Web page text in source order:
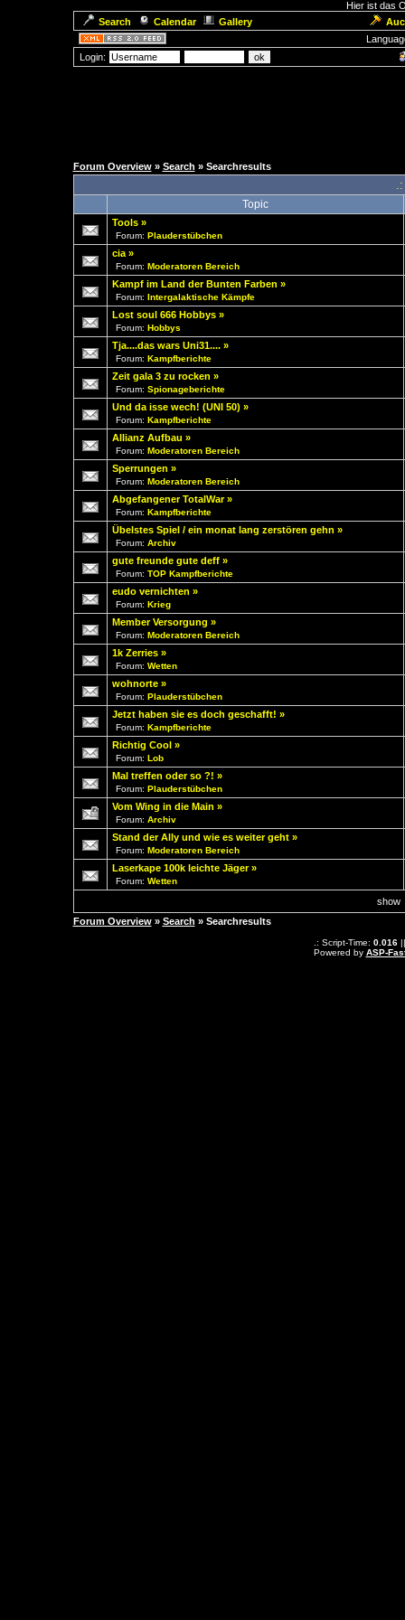
Hier ist das
Search
Calendar Gallery
Login:
Forum Overview» Search » Searchresults
Topic
Tools »
Forum: Plauderstübchen
cia »
Forum: Moderatoren Bereich
Kampf im Land der Bunten Farben »
Forum: Intergalaktische Kämpfe
Lost soul 666 Hobbys »
Forum: Hobbys
Tja....das wars Uni31.... »
Forum: Kampfberichte
Zeit gala 3 zu rocken »
Forum: Spionageberichte
Und da isse wech! (UNI 50) »
Forum: Kampfberichte
Allianz Aufbau »
Forum: Moderatoren Bereich
Sperrungen »
Forum: Moderatoren Bereich
Abgefangener TotalWar »
Forum: Kampfberichte
Übelstes Spiel / ein monat lang zerstören gehn »
Forum: Archiv
gute freunde gute deff »
Forum: TOP Kampfberichte
eudo vernichten »
Forum: Krieg
Member Versorgung »
Forum: Moderatoren Bereich
1k Zerries »
Forum: Wetten
wohnorte »
Forum: Plauderstübchen
Jetzt haben sie es doch geschafft! »
Forum: Kampfberichte
Richtig Cool »
Forum: Lob
Mal treffen oder so ?! »
Forum: Plauderstübchen
Vom Wing in die Main »
Forum: Archiv
Stand der Ally und wie es weiter geht »
Forum: Moderatoren Bereich
Laserkape 100k leichte Jäger »
Forum: Wetten
show
Forum Overview» Search » Searchresults
.: Script-Time: 0.016||
Powered by ASP-